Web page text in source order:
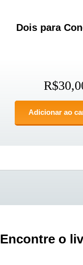
Dois para
R$
Adicionar ao
Encontre o